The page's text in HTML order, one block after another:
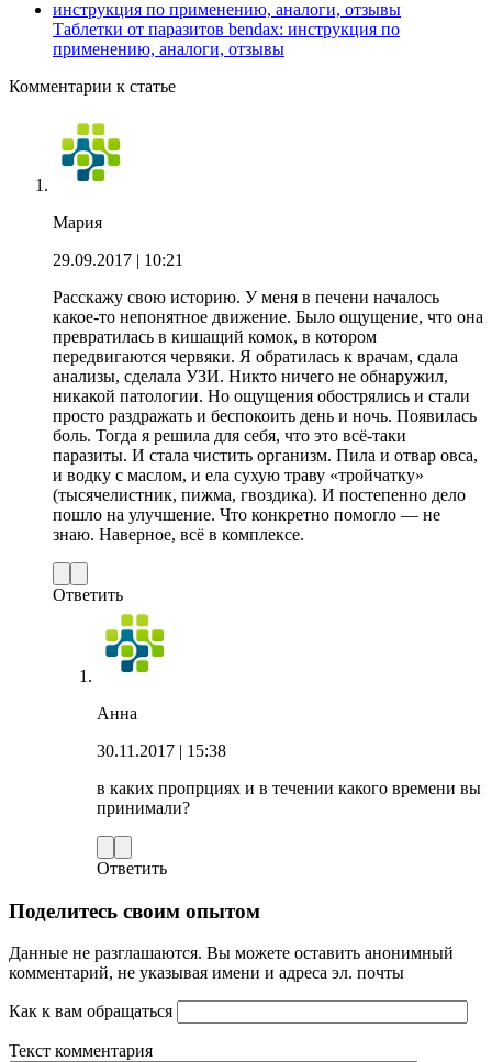
Таблетки от паразитов bendax: инструкция по
применению, аналоги, отзывы
Комментарии к статье
Мария
29.09.2017 | 10:21
Расскажу свою историю. У меня в печени началось
какое-то непонятное движение. Было ощущение, что она
превратилась в кишащий комок, в котором
передвигаются червяки. Я обратилась к врачам, сдала
анализы, сделала УЗИ. Никто ничего не обнаружил,
никакой патологии. Но ощущения обострялись и стали
просто раздражать и беспокоить день и ночь. Появилась
боль. Тогда я решила для себя, что это всё-таки
паразиты. И стала чистить организм. Пила и отвар овса,
и водку с маслом, и ела сухую траву «тройчатку»
(тысячелистник, пижма, гвоздика). И постепенно дело
пошло на улучшение. Что конкретно помогло — не
знаю. Наверное, всё в комплексе.
Ответить
Анна
30.11.2017 | 15:38
в каких пропрциях и в течении какого времени вы
принимали?
Ответить
Поделитесь своим опытом
Данные не разглашаются. Вы можете оставить анонимный
комментарий, не указывая имени и адреса эл. почты
Как к вам обращаться
Текст комментария